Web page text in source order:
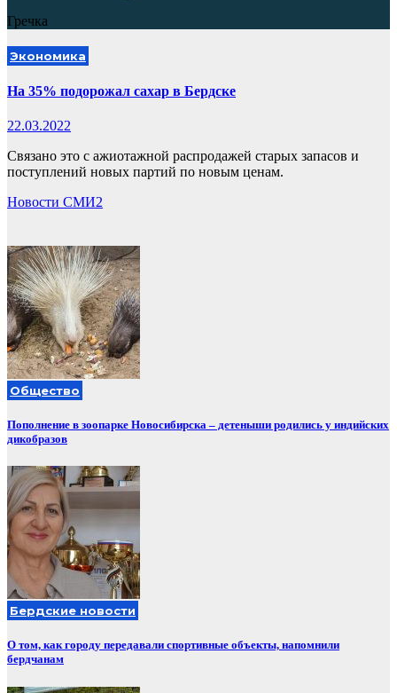
Гречка
Экономика
На 35% подорожал сахар в Бердске
22.03.2022
Связано это с ажиотажной распродажей старых запасов и
поступлений новых партий по новым ценам.
Новости СМИ2
Общество
Пополнение в зоопарке Новосибирска – детеныши родились у индийских
дикобразов
Бердские новости
О том, как городу передавали спортивные объекты, напомнили
бердчанам